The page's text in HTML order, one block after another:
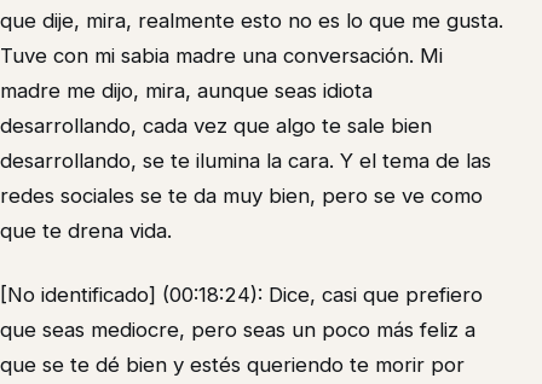
que dije, mira, realmente esto no es lo que me gusta.
Tuve con mi sabia madre una conversación. Mi
madre me dijo, mira, aunque seas idiota
desarrollando, cada vez que algo te sale bien
desarrollando, se te ilumina la cara. Y el tema de las
redes sociales se te da muy bien, pero se ve como
que te drena vida.
[No identificado] (00:18:24): Dice, casi que prefiero
que seas mediocre, pero seas un poco más feliz a
que se te dé bien y estés queriendo te morir por